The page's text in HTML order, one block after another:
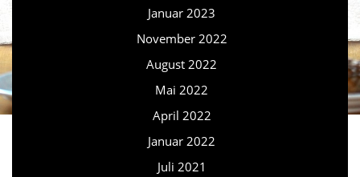
Januar 2023
November 2022
August 2022
Mai 2022
April 2022
Januar 2022
Juli 2021